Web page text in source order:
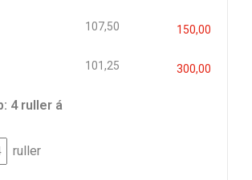
107,50 150,00
101,25 300,00
4 ruller á
ruller